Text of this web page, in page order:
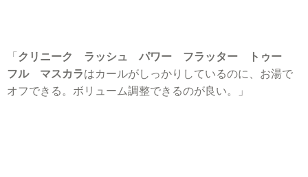
「 クリニーク ラッシュ パワー フラッター トゥー
フル マスカラはカールがしっかりしているのに、お湯で
オフできる。ボリューム調整できるのが良い。」